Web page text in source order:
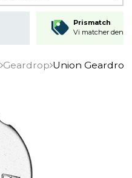
Prismatch
Vi matcher den
Geardrop Union Geardrop